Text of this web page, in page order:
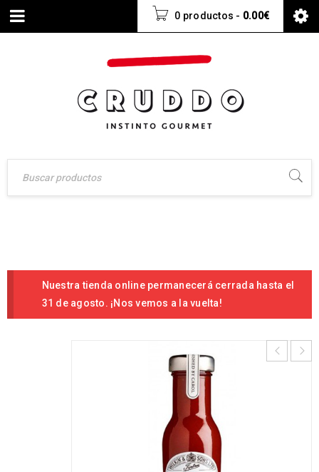
0 productos - 0.00€
Nuestra tienda online permanecerá cerrada hasta el
31 de agosto. ¡Nos vemos a la vuelta!